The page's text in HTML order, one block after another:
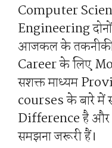
Computer
Engineering
आजकल के
Career के लिए
सशक्त माध्यम
courses के बारे में
Difference है और
समझना जरूरी हैं।